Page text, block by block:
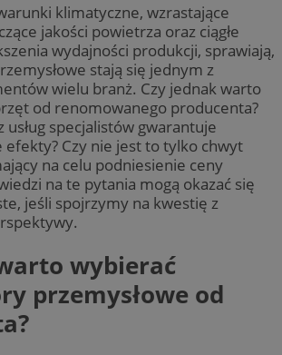
klimatyczne, wzrastające
jakości powietrza oraz ciągłe
wydajności produkcji, sprawiają,
stają się jednym z
wielu branż. Czy jednak warto
od renomowanego producenta?
usług specjalistów gwarantuje
efekty? Czy nie jest to tylko chwyt
na celu podniesienie ceny
na te pytania mogą okazać się
jeśli spojrzymy na kwestię z
wybierać
przemysłowe od